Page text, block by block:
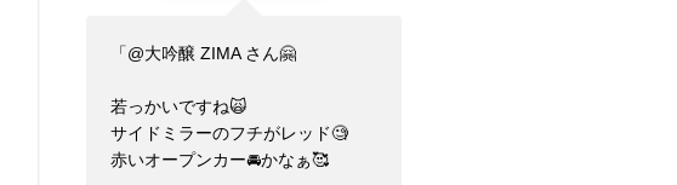
「@大吟醸 ZIMA さん🤗
若っかいですね🙀
サイドミラーのフチがレッド🧐
赤いオープンカー🚘かなぁ🥰